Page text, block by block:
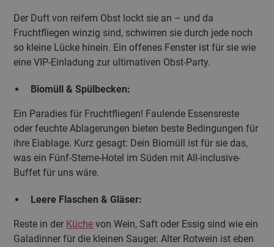
Der Duft von reifem Obst lockt sie an – und da
Fruchtfliegen winzig sind, schwirren sie durch jede noch
so kleine Lücke hinein. Ein offenes Fenster ist für sie wie
eine VIP-Einladung zur ultimativen Obst-Party.
Biomüll & Spülbecken:
Ein Paradies für Fruchtfliegen! Faulende Essensreste
oder feuchte Ablagerungen bieten beste Bedingungen für
ihre Eiablage. Kurz gesagt: Dein Biomüll ist für sie das,
was ein Fünf-Sterne-Hotel im Süden mit All-inclusive-
Buffet für uns wäre.
Leere Flaschen & Gläser:
Reste in der Küche von Wein, Saft oder Essig sind wie ein
Galadinner für die kleinen Sauger. Alter Rotwein ist eben